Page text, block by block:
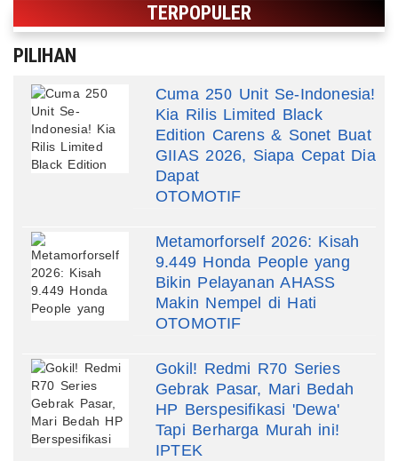
TERPOPULER
PILIHAN
Cuma 250 Unit Se-Indonesia!
Kia Rilis Limited Black
Edition Carens & Sonet Buat
GIIAS 2026, Siapa Cepat Dia
Dapat
OTOMOTIF
Metamorforself 2026: Kisah
9.449 Honda People yang
Bikin Pelayanan AHASS
Makin Nempel di Hati
OTOMOTIF
Gokil! Redmi R70 Series
Gebrak Pasar, Mari Bedah
HP Berspesifikasi 'Dewa'
Tapi Berharga Murah ini!
IPTEK